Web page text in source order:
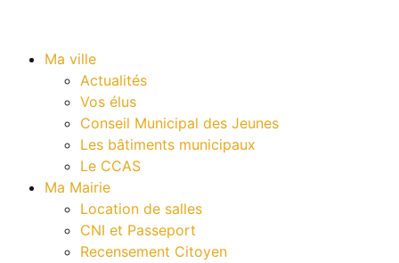
Ma ville
Actualités
Vos élus
Conseil Municipal des Jeunes
Les bâtiments municipaux
Le CCAS
Ma Mairie
Location de salles
CNI et Passeport
Recensement Citoyen